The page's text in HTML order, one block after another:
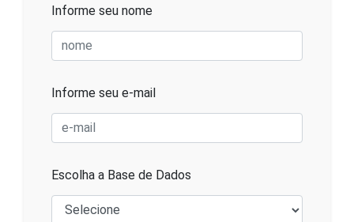
Informe seu nome
Informe seu e-mail
Escolha a Base de Dados